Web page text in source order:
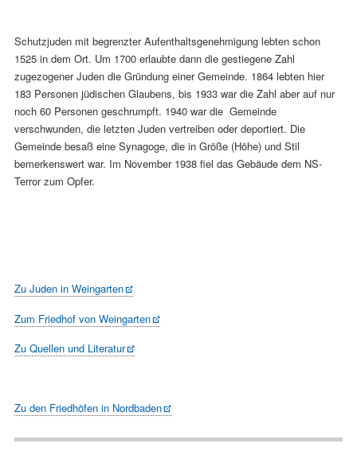
Schutzjuden mit begrenzter Aufenthaltsgenehmigung lebten schon
1525 in dem Ort. Um 1700 erlaubte dann die gestiegene Zahl
zugezogener Juden die Gründung einer Gemeinde. 1864 lebten hier
183 Personen jüdischen Glaubens, bis 1933 war die Zahl aber auf nur
noch 60 Personen geschrumpft. 1940 war die Gemeinde
verschwunden, die letzten Juden vertreiben oder deportiert. Die
Gemeinde besaß eine Synagoge, die in Größe (Höhe) und Stil
bemerkenswert war. Im November 1938 fiel das Gebäude dem NS-
Terror zum Opfer.
Zu Juden in Weingarten
Zum Friedhof von Weingarten
Zu Quellen und Literatur
Zu den Friedhöfen in Nordbaden